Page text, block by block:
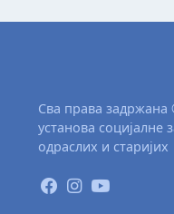
Сва права
установа социјалне
одраслих и старијих